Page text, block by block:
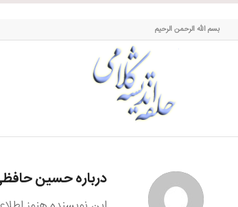
حلقه اندیشه کلامی
بسم الله الرحمن الرحیم
دربارهحسین